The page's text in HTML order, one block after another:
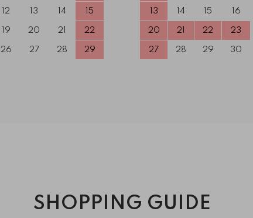
12 13 14 15
19 20 21 22
26 27 28 29
13 14 15 16
20 21 22 23
27 28 29 30
SHOPPING GUIDE